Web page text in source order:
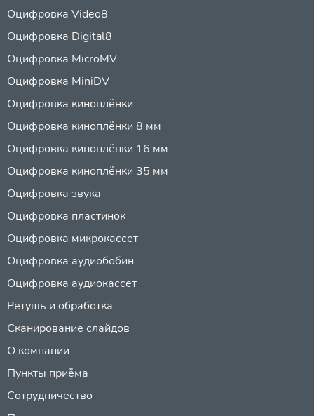
Оцифровка Video8
Оцифровка Digital8
Оцифровка MicroMV
Оцифровка MiniDV
Оцифровка киноплёнки
Оцифровка киноплёнки 8 мм
Оцифровка киноплёнки 16 мм
Оцифровка киноплёнки 35 мм
Оцифровка звука
Оцифровка пластинок
Оцифровка микрокассет
Оцифровка аудиобобин
Оцифровка аудиокассет
Ретушь и обработка
Сканирование слайдов
О компании
Пункты приёма
Сотрудничество